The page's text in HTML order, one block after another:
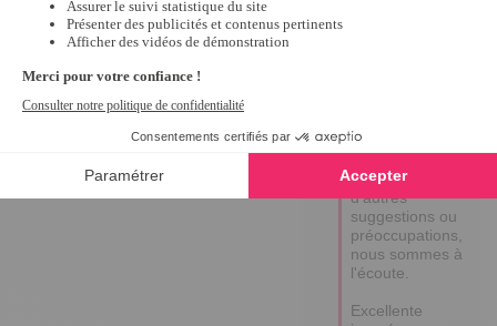
notre offre.
exprimer
d'autres
suggestions ou
préoccupations,
nous sommes à
l'écoute.
Excellente